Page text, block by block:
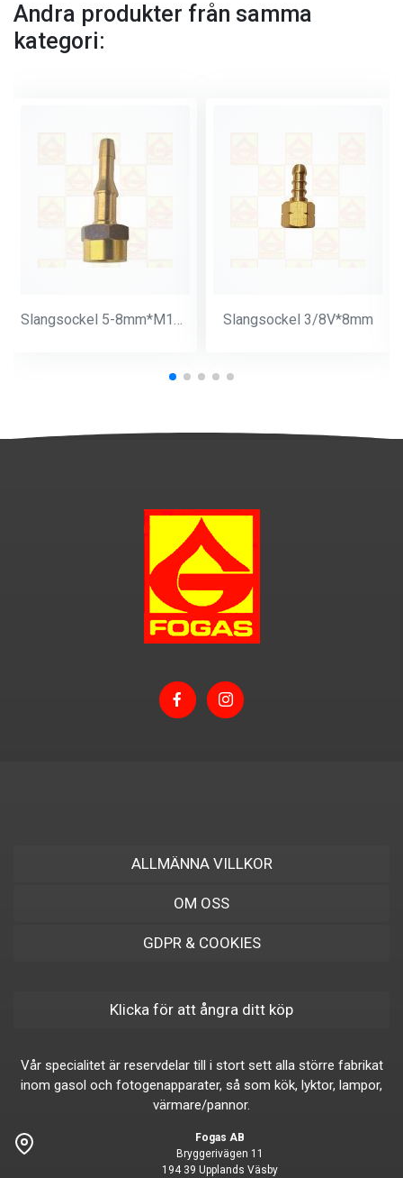
Andra produkter från samma
kategori:
Slangsockel 5-8mm*M14*1 Slangsockel 3/8V*8mm
ALLMÄNNA VILLKOR
OM OSS
GDPR & COOKIES
Klicka för att ångra ditt köp
Vår specialitet är reservdelar till i stort sett alla större fabrikat
inom gasol och fotogenapparater, så som kök, lyktor, lampor,
värmare/pannor.
Fogas AB
Bryggerivägen 11
194 39 Upplands Väsby